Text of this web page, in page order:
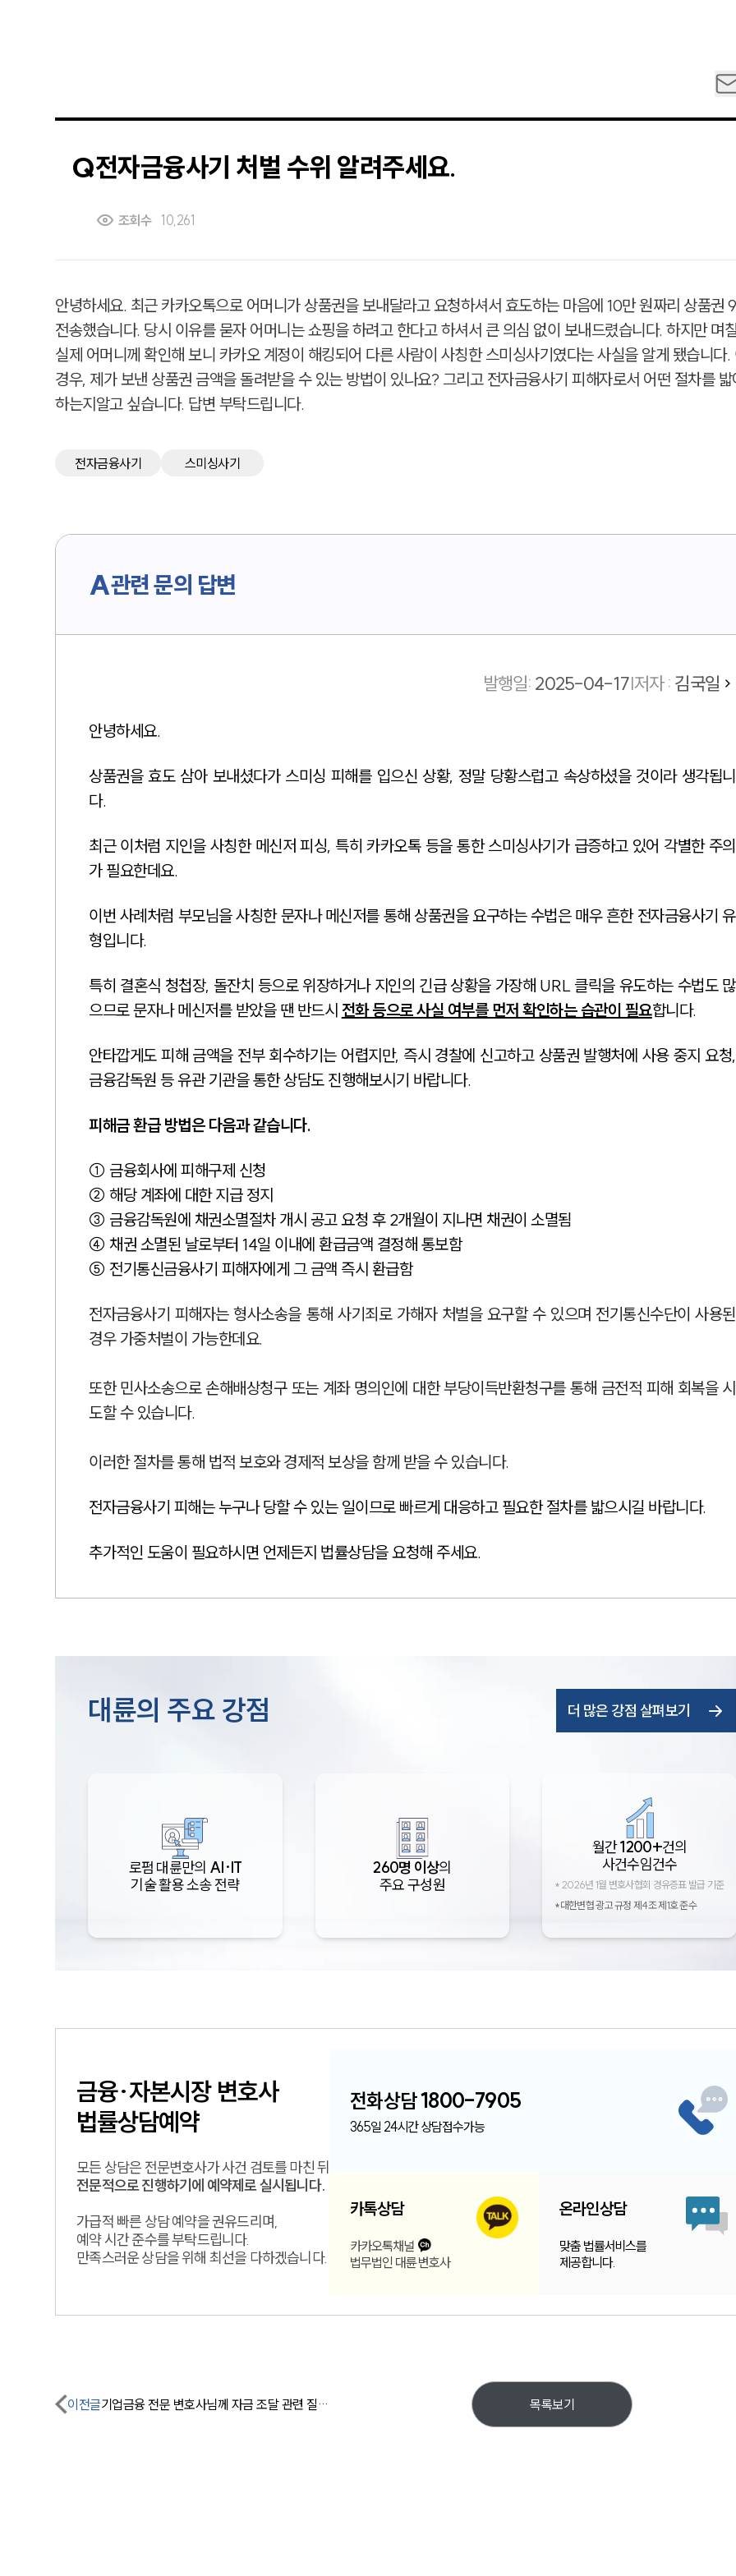
Q전자금융사기 처벌 수위 알려주세요.
조회수 10,261
안녕하세요. 최근 카카오톡으로 어머니가 상품권을 보내달라고 요청하셔서 효도하는 마음에 10만 원짜리 상품권
전송했습니다. 당시 이유를 묻자 어머니는 쇼핑을 하려고 한다고 하셔서 큰 의심 없이 보내드렸습니다. 하지만 며
실제 어머니께 확인해 보니 카카오 계정이 해킹되어 다른 사람이 사칭한 스미싱사기였다는 사실을 알게 됐습니다.
경우, 제가 보낸 상품권 금액을 돌려받을 수 있는 방법이 있나요? 그리고 전자금융사기 피해자로서 어떤 절차를
하는지알고 싶습니다. 답변 부탁드립니다.
전자금융사기 스미싱사기
A관련 문의 답변
발행일: 2025-04-17|저자 : 김국일
안녕하세요.
상품권을 효도 삼아 보내셨다가 스미싱 피해를 입으신 상황, 정말 당황스럽고 속상하셨을 것이라 생각됩니
다.
최근 이처럼 지인을 사칭한 메신저 피싱, 특히 카카오톡 등을 통한 스미싱사기가 급증하고 있어 각별한 주의
가 필요한데요.
이번 사례처럼 부모님을 사칭한 문자나 메신저를 통해 상품권을 요구하는 수법은 매우 흔한 전자금융사기 유
형입니다.
특히 결혼식 청첩장, 돌잔치 등으로 위장하거나 지인의 긴급 상황을 가장해 URL 클릭을 유도하는 수법도 많
으므로 문자나 메신저를 받았을 땐 반드시 전화 등으로 사실 여부를 먼저 확인하는 습관이 필요합니다.
안타깝게도 피해 금액을 전부 회수하기는 어렵지만, 즉시 경찰에 신고하고 상품권 발행처에 사용 중지 요청,
금융감독원 등 유관 기관을 통한 상담도 진행해보시기 바랍니다.
피해금 환급 방법은 다음과 같습니다.
① 금융회사에 피해구제 신청
② 해당 계좌에 대한 지급 정지
③ 금융감독원에 채권소멸절차 개시 공고 요청 후 2개월이 지나면 채권이 소멸됨
④ 채권 소멸된 날로부터 14일 이내에 환급금액 결정해 통보함
⑤ 전기통신금융사기 피해자에게 그 금액 즉시 환급함
전자금융사기 피해자는 형사소송을 통해 사기죄로 가해자 처벌을 요구할 수 있으며 전기통신수단이 사용된
경우 가중처벌이 가능한데요.
또한 민사소송으로 손해배상청구 또는 계좌 명의인에 대한 부당이득반환청구를 통해 금전적 피해 회복을 시
도할 수 있습니다.
이러한 절차를 통해 법적 보호와 경제적 보상을 함께 받을 수 있습니다.
전자금융사기 피해는 누구나 당할 수 있는 일이므로 빠르게 대응하고 필요한 절차를 밟으시길 바랍니다.
추가적인 도움이 필요하시면 언제든지 법률상담을 요청해 주세요.
대륜의 주요 강점 더 많은 강점 살펴보기
로펌 대륜만의 AI·IT
기술 활용 소송 전략
260명 이상의
주요 구성원
월간1200+건의
사건수임건수
*2026년 1월 변호사협회 경유증표 발급 기준
*대한변협 광고 규정 제4조 제1호 준수
금융·자본시장변호사
법률상담예약
모든 상담은 전문변호사가 사건 검토를 마친 뒤
전문적으로 진행하기에 예약제로 실시됩니다.
가급적 빠른 상담 예약을 권유드리며,
예약 시간 준수를 부탁드립니다.
만족스러운 상담을 위해 최선을 다하겠습니다.
전화상담1800-7905
365일 24시간상담접수가능
카톡상담
카카오톡채널
법무법인 대륜 변호사
온라인상담
맞춤 법률서비스를
제공합니다.
이전글 기업금융 전문 변호사님께 자금 조달 관련 질문 좀 드릴게요. 목록보기